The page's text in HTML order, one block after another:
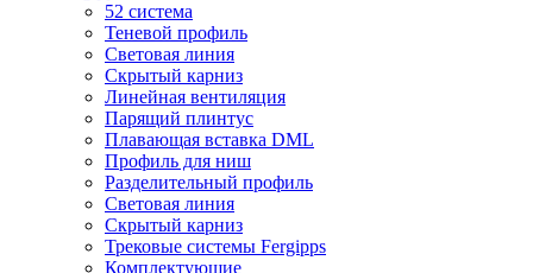
52 система
Теневой профиль
Световая линия
Скрытый карниз
Линейная вентиляция
Парящий плинтус
Плавающая вставка DML
Профиль для ниш
Разделительный профиль
Световая линия
Скрытый карниз
Трековые системы Fergipps
Комплектующие